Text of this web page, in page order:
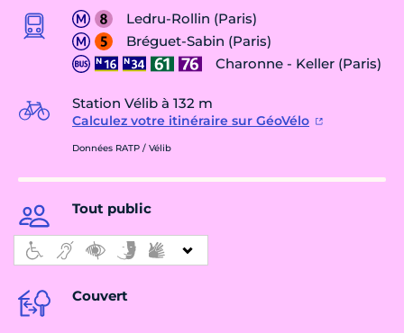
Ledru-Rollin (Paris)
Bréguet-Sabin (Paris)
Charonne - Keller (Paris)
Station Vélib à 132 m
Calculez votre itinéraire sur GéoVélo
Données RATP / Vélib
Tout public
Couvert